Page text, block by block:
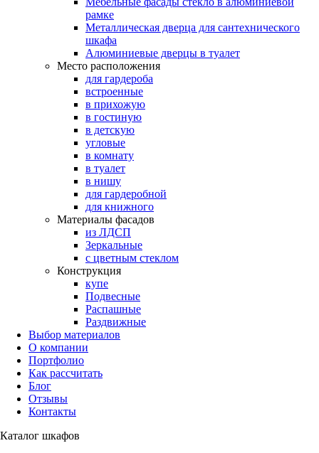
рамке
Металлическая дверца для сантехнического
шкафа
Алюминиевые дверцы в туалет
Место расположения
для гардероба
встроенные
в прихожую
в гостиную
в детскую
угловые
в комнату
в туалет
в нишу
для гардеробной
для книжного
Материалы фасадов
из ЛДСП
Зеркальные
с цветным стеклом
Конструкция
купе
Подвесные
Распашные
Раздвижные
Выбор материалов
О компании
Портфолио
Как рассчитать
Блог
Отзывы
Контакты
Каталог шкафов